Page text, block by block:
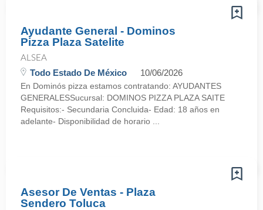
Ayudante General - Dominos
Pizza Plaza Satelite
ALSEA
Todo Estado De México 10/06/2026
En Dominós pizza estamos contratando: AYUDANTES
GENERALESSucursal: DOMINOS PIZZA PLAZA SAITE
Requisitos:- Secundaria Concluida- Edad: 18 años en
adelante- Disponibilidad de horario ...
Asesor De Ventas - Plaza
Sendero Toluca